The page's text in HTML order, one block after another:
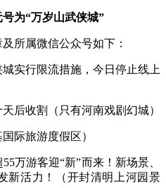
为“万岁山武侠城”
属微信公众号如下：
实行限流措施，今日停止线上
收割（只有河南戏剧幻城）
际旅游度假区）
游客迎“新”而来！新场景、
新活力！（开封清明上河园景